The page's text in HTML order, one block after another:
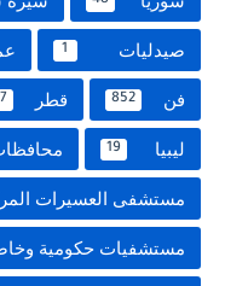
صيدليات 1
فن 852 قطر
ليبيا 19
مستشفى العسيرات
مستشفيات حكومية